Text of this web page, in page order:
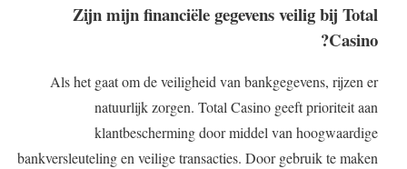
Zijn mijn financiële gegevens veilig bij Total
Casino?
Als het gaat om de veiligheid van bankgegevens, rijzen er
natuurlijk zorgen. Total Casino geeft prioriteit aan
klantbescherming door middel van hoogwaardige
bankversleuteling en veilige transacties. Door gebruik te maken